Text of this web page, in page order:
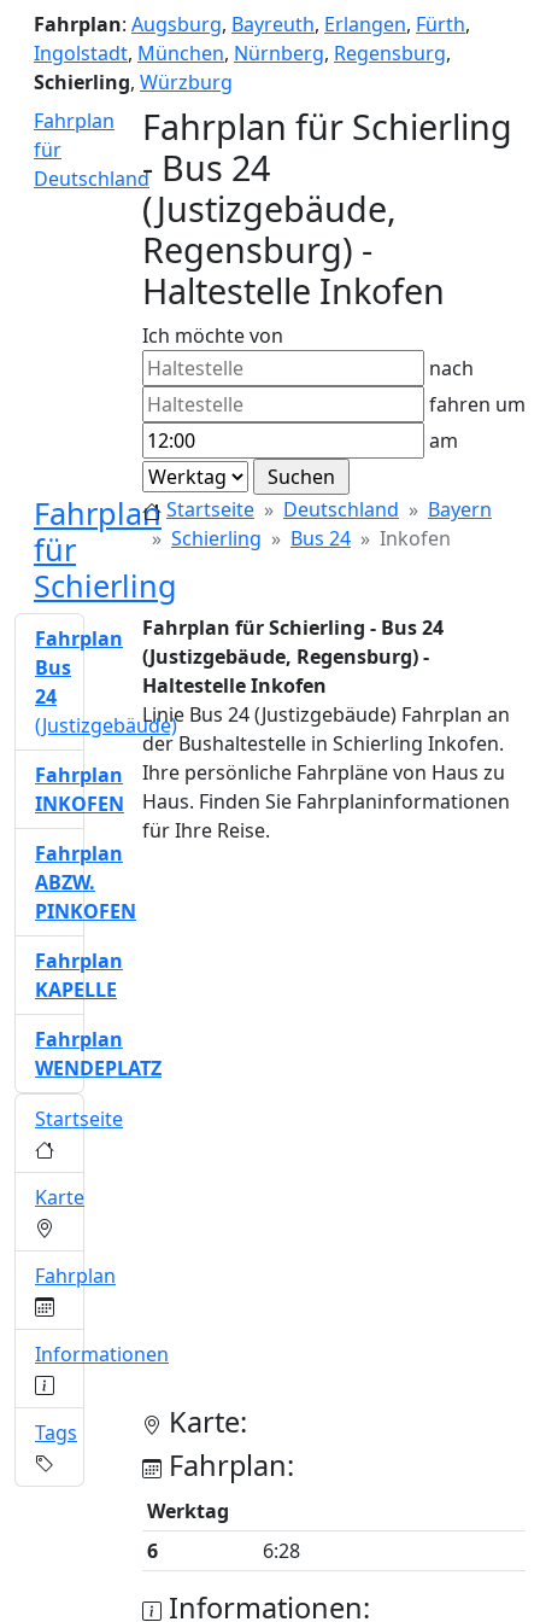
Fahrplan: Augsburg, Bayreuth, Erlangen, Fürth,
Ingolstadt, München, Nürnberg, Regensburg,
Schierling, Würzburg
Fahrplan
für
Deutschland
Fahrplan für Schierling
- Bus 24
(Justizgebäude,
Regensburg) -
Haltestelle Inkofen
Ich möchte von
nach
fahren um
am
Fahrplan
für
Schierling
Startseite Deutschland
Bayern
Schierling
Bus 24 Inkofen
Fahrplan für Schierling - Bus 24
(Justizgebäude, Regensburg) -
Haltestelle Inkofen
Linie Bus 24 (Justizgebäude) Fahrplan an
der Bushaltestelle in Schierling Inkofen.
Ihre persönliche Fahrpläne von Haus zu
Haus. Finden Sie Fahrplaninformationen
für Ihre Reise.
Karte:
Fahrplan:
Werktag
6
6:28
Informationen:
Fahrplan
Bus
24
(Justizgebäude)
Fahrplan
INKOFEN
Fahrplan
ABZW.
PINKOFEN
Fahrplan
KAPELLE
Fahrplan
WENDEPLATZ
Startseite
Karte
Fahrplan
Informationen
Tags